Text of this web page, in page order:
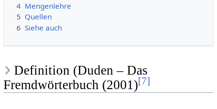
4 Mengenlehre
5 Quellen
6 Siehe auch
Definition (Duden – Das
Fremdwörterbuch (2001)[7]